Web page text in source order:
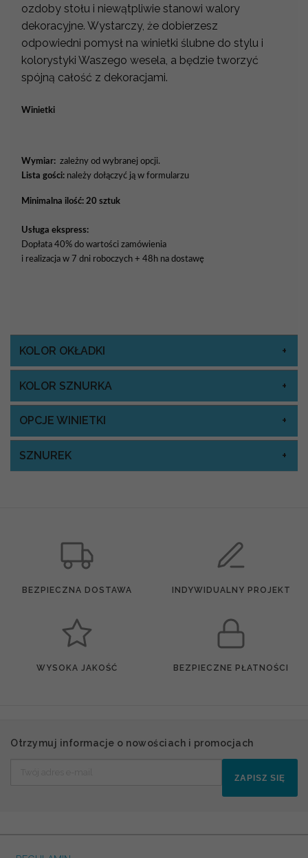
ozdoby stołu i niewątpliwie stanowi walory
dekoracyjne. Wystarczy, że dobierzesz
odpowiedni pomysł na winietki ślubne do stylu i
kolorystyki Waszego wesela, a będzie tworzyć
spójną całość z dekoracjami.
Winietki
Wymiar: zależny od wybranej opcji.
Lista gości: należy dołączyć ją w formularzu
Minimalna ilość: 20 sztuk
Usługa ekspress:
Dopłata 40% do wartości zamówienia
i realizacja w 7 dni roboczych + 48h na dostawę
KOLOR OKŁADKI
KOLOR SZNURKA
OPCJE WINIETKI
SZNUREK
BEZPIECZNA DOSTAWA INDYWIDUALNY PROJEKT
WYSOKA JAKOŚĆ BEZPIECZNE PŁATNOŚCI
Otrzymuj informacje o nowościach i promocjach
ZAPISZ SIĘ